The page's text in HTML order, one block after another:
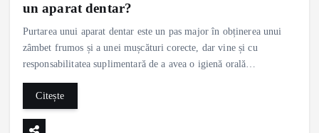
un aparat dentar?
Purtarea unui aparat dentar este un pas major în obținerea unui
zâmbet frumos și a unei mușcături corecte, dar vine și cu
responsabilitatea suplimentară de a avea o igienă orală…
Citește